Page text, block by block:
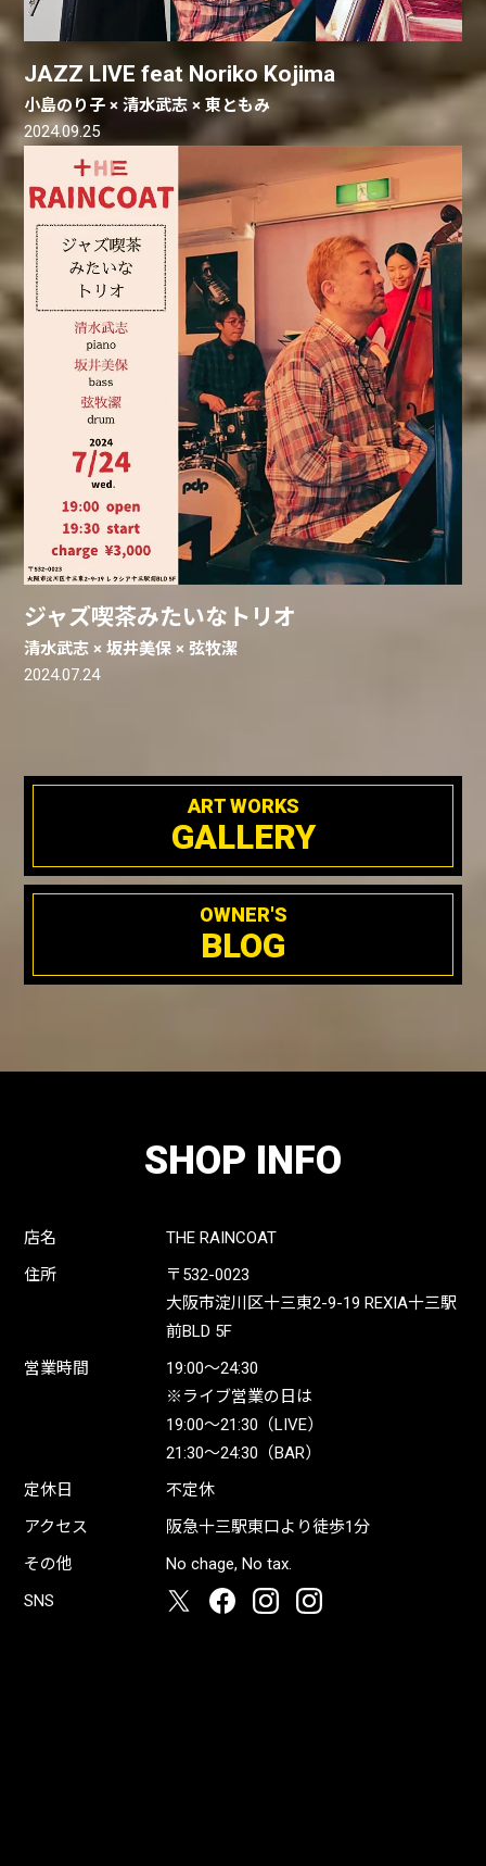
JAZZ LIVE feat Noriko Kojima
小島のり子 × 清水武志 × 東ともみ
2024.09.25
ジャズ喫茶みたいなトリオ
清水武志 × 坂井美保 × 弦牧潔
2024.07.24
ART WORKS
GALLERY
OWNER'S
BLOG
SHOP INFO
店名
THE RAINCOAT
住所
〒532-0023
大阪市淀川区十三東2-9-19 REXIA十三駅
前BLD 5F
営業時間
19:00〜24:30
※ライブ営業の日は
19:00〜21:30（LIVE）
21:30〜24:30（BAR）
定休日
不定休
アクセス
阪急十三駅東口より徒歩1分
その他
No chage, No tax.
SNS